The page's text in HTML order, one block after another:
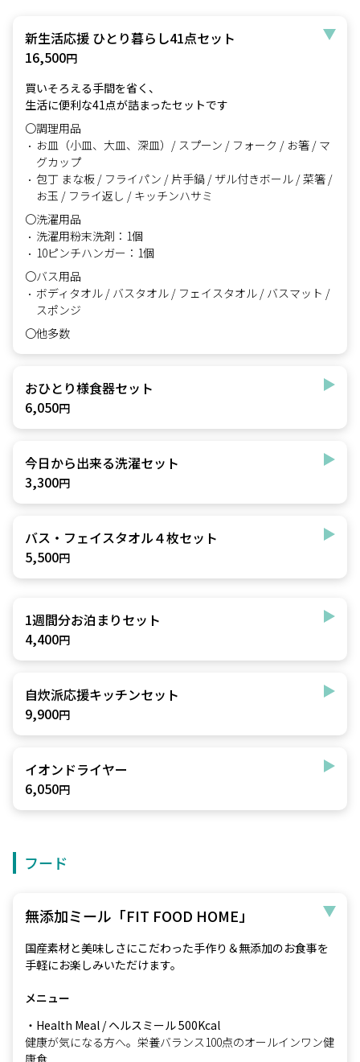
新生活応援 ひとり暮らし41点セット
16,500円
買いそろえる手間を省く、
生活に便利な41点が詰まったセットです
〇調理用品
お皿（小皿、大皿、深皿）/ スプーン / フォーク / お箸 / マ
グカップ
包丁 まな板 / フライパン / 片手鍋 / ザル付きボール / 菜箸 /
お玉 / フライ返し / キッチンハサミ
〇洗濯用品
洗濯用粉末洗剤：1個
10ピンチハンガー：1個
〇バス用品
ボディタオル / バスタオル / フェイスタオル / バスマット /
スポンジ
〇他多数
おひとり様食器セット
6,050円
今日から出来る洗濯セット
3,300円
バス・フェイスタオル４枚セット
5,500円
1週間分お泊まりセット
4,400円
自炊派応援キッチンセット
9,900円
イオンドライヤー
6,050円
フード
無添加ミール「FIT FOOD HOME」
国産素材と美味しさにこだわった手作り＆無添加のお食事を
手軽にお楽しみいただけます。
メニュー
・Health Meal / ヘルスミール 500Kcal
健康が気になる方へ。栄養バランス100点のオールインワン健